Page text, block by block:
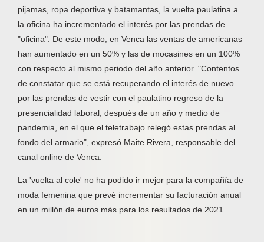
pijamas, ropa deportiva y batamantas, la vuelta paulatina a
la oficina ha incrementado el interés por las prendas de
"oficina". De este modo, en Venca las ventas de americanas
han aumentado en un 50% y las de mocasines en un 100%
con respecto al mismo periodo del año anterior. "Contentos
de constatar que se está recuperando el interés de nuevo
por las prendas de vestir con el paulatino regreso de la
presencialidad laboral, después de un año y medio de
pandemia, en el que el teletrabajo relegó estas prendas al
fondo del armario", expresó Maite Rivera, responsable del
canal online de Venca.
La 'vuelta al cole' no ha podido ir mejor para la compañía de
moda femenina que prevé incrementar su facturación anual
en un millón de euros más para los resultados de 2021.